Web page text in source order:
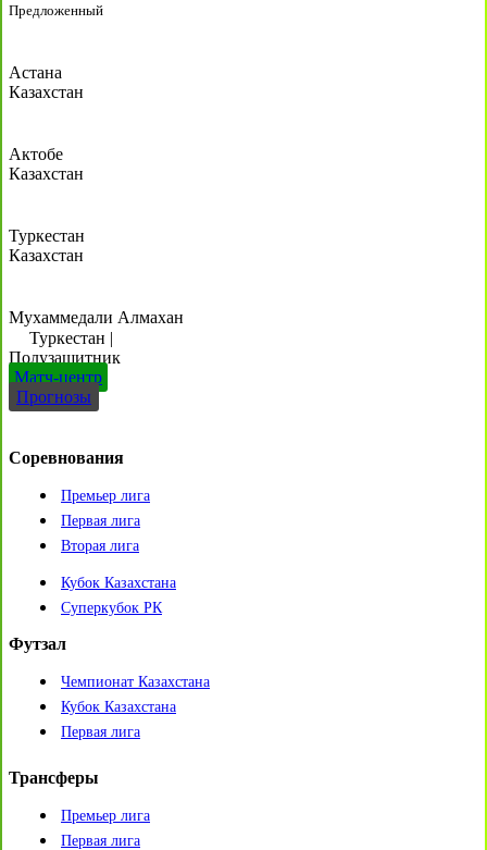
Предложенный
Астана
Казахстан
Актобе
Казахстан
Туркестан
Казахстан
Мухаммедали Алмахан
Туркестан |
Полузащитник
Матч-центр
Прогнозы
Соревнования
Премьер лига
Первая лига
Вторая лига
Кубок Казахстана
Суперкубок РК
Футзал
Чемпионат Казахстана
Кубок Казахстана
Первая лига
Трансферы
Премьер лига
Первая лига